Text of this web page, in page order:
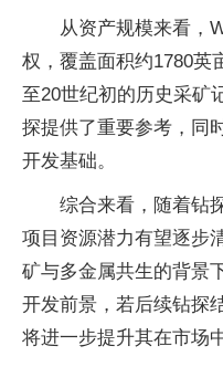
从资产规模来看，
权，覆盖面积约1780英
至20世纪初的历史采矿
探提供了重要参考，同
开发基础。
综合来看，随着钻
项目资源潜力有望逐步
矿与多金属共生的背景
开发前景，若后续钻探
将进一步提升其在市场